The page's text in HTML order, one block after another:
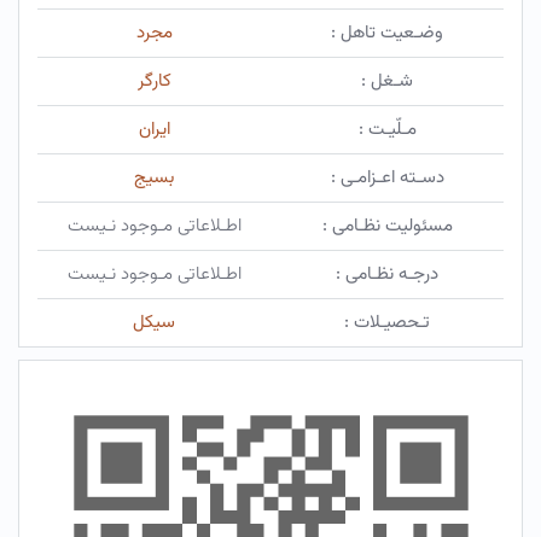
وضـعیت تاهل :
مجرد
شـغل :
کارگر
مـلّیـت :
ایران
دسـته اعـزامـی :
بسیج
مسئولیت نظـامی :
اطـلاعاتی مـوجود نـیست
درجـه نظـامی :
اطـلاعاتی مـوجود نـیست
تـحصیـلات :
سیکل